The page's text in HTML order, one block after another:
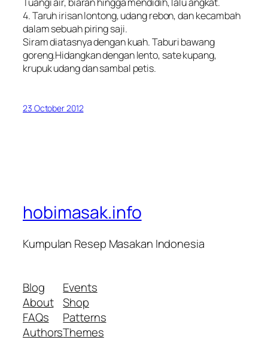
4. Taruh irisan lontong, udang rebon, dan kecambah
dalam sebuah piring saji.
Siram diatasnya dengan kuah. Taburi bawang
goreng.Hidangkan dengan lento, sate kupang,
krupuk udang dan sambal petis.
23 October 2012
hobimasak.info
Kumpulan Resep Masakan Indonesia
Blog
About
FAQs
Authors
Events
Shop
Patterns
Themes